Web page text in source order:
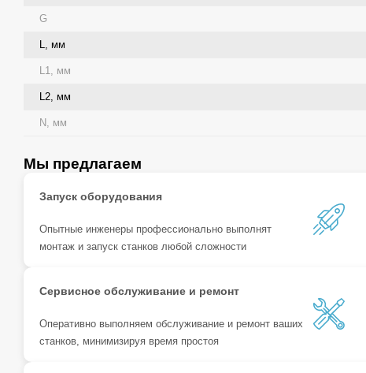
G
L, мм
L1, мм
L2, мм
N, мм
Мы предлагаем
Запуск оборудования
Опытные инженеры профессионально выполнят
монтаж и запуск станков любой сложности
Сервисное обслуживание и ремонт
Оперативно выполняем обслуживание и ремонт ваших
станков, минимизируя время простоя